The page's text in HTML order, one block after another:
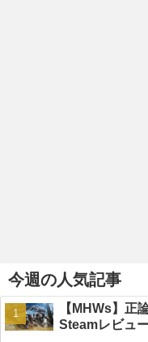
今週の人気記事
【MHWs】正
Steamレビュ